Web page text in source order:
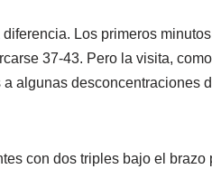
Los primeros
37-43. Pero la visita,
algunas desconcentraciones
con dos triples bajo el brazo